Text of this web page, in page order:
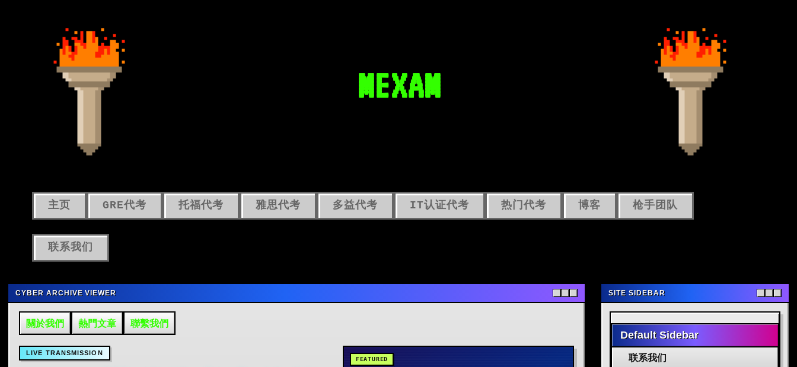
MEXAM
主页 GRE代考 托福代考 雅思代考 多益代考 IT认证代考 热门代考 博客 枪手团队
联系我们
CYBER ARCHIVE VIEWER
關於我們 熱門文章 聯繫我們
LIVE TRANSMISSION
SITE SIDEBAR
Default Sidebar
联系我们